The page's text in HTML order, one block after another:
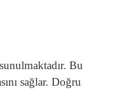
Bu
sağlar. Doğru